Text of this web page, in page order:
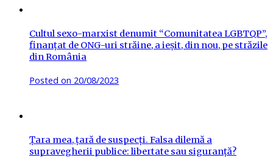
Cultul sexo-marxist denumit “Comunitatea LGBTQP”,
finanțat de ONG-uri străine, a ieșit, din nou, pe străzile
din România
Posted on 20/08/2023
Țara mea, țară de suspecți. Falsa dilemă a
supravegherii publice: libertate sau siguranță?